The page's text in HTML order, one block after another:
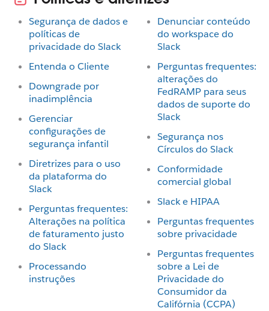
Segurança de dados e
políticas de
privacidade do Slack
Entenda o Cliente
Downgrade por
inadimplência
Gerenciar
configurações de
segurança infantil
Diretrizes para o uso
da plataforma do
Slack
Perguntas frequentes:
Alterações na política
de faturamento justo
do Slack
Processando
instruções
Denunciar conteúdo
do workspace do
Slack
Perguntas frequentes:
alterações do
FedRAMP para seus
dados de suporte do
Slack
Segurança nos
Círculos do Slack
Conformidade
comercial global
Slack e HIPAA
Perguntas frequentes
sobre privacidade
Perguntas frequentes
sobre a Lei de
Privacidade do
Consumidor da
Califórnia (CCPA)